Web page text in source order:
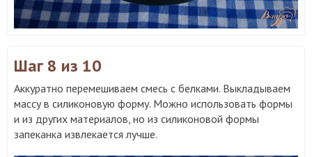
Шаг 8 из 10
Аккуратно перемешиваем смесь с белками. Выкладываем
массу в силиконовую форму. Можно использовать формы
и из других материалов, но из силиконовой формы
запеканка извлекается лучше.